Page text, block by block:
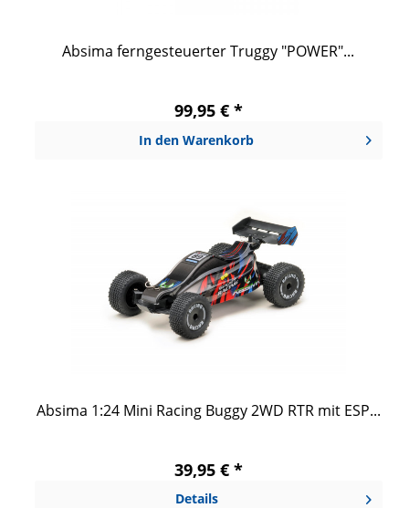
Absima ferngesteuerter Truggy "POWER"...
99,95 € *
In den Warenkorb
Absima 1:24 Mini Racing Buggy 2WD RTR mit ESP...
39,95 € *
Details